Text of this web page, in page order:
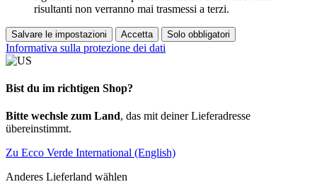
risultanti non verranno mai trasmessi a terzi.
Salvare le impostazioni Accetta Solo obbligatori
Informativa sulla protezione dei dati
Bist du im richtigen Shop?
Bitte wechsle zum Land, das mit deiner Lieferadresse
übereinstimmt.
Zu Ecco Verde International (English)
Anderes Lieferland wählen